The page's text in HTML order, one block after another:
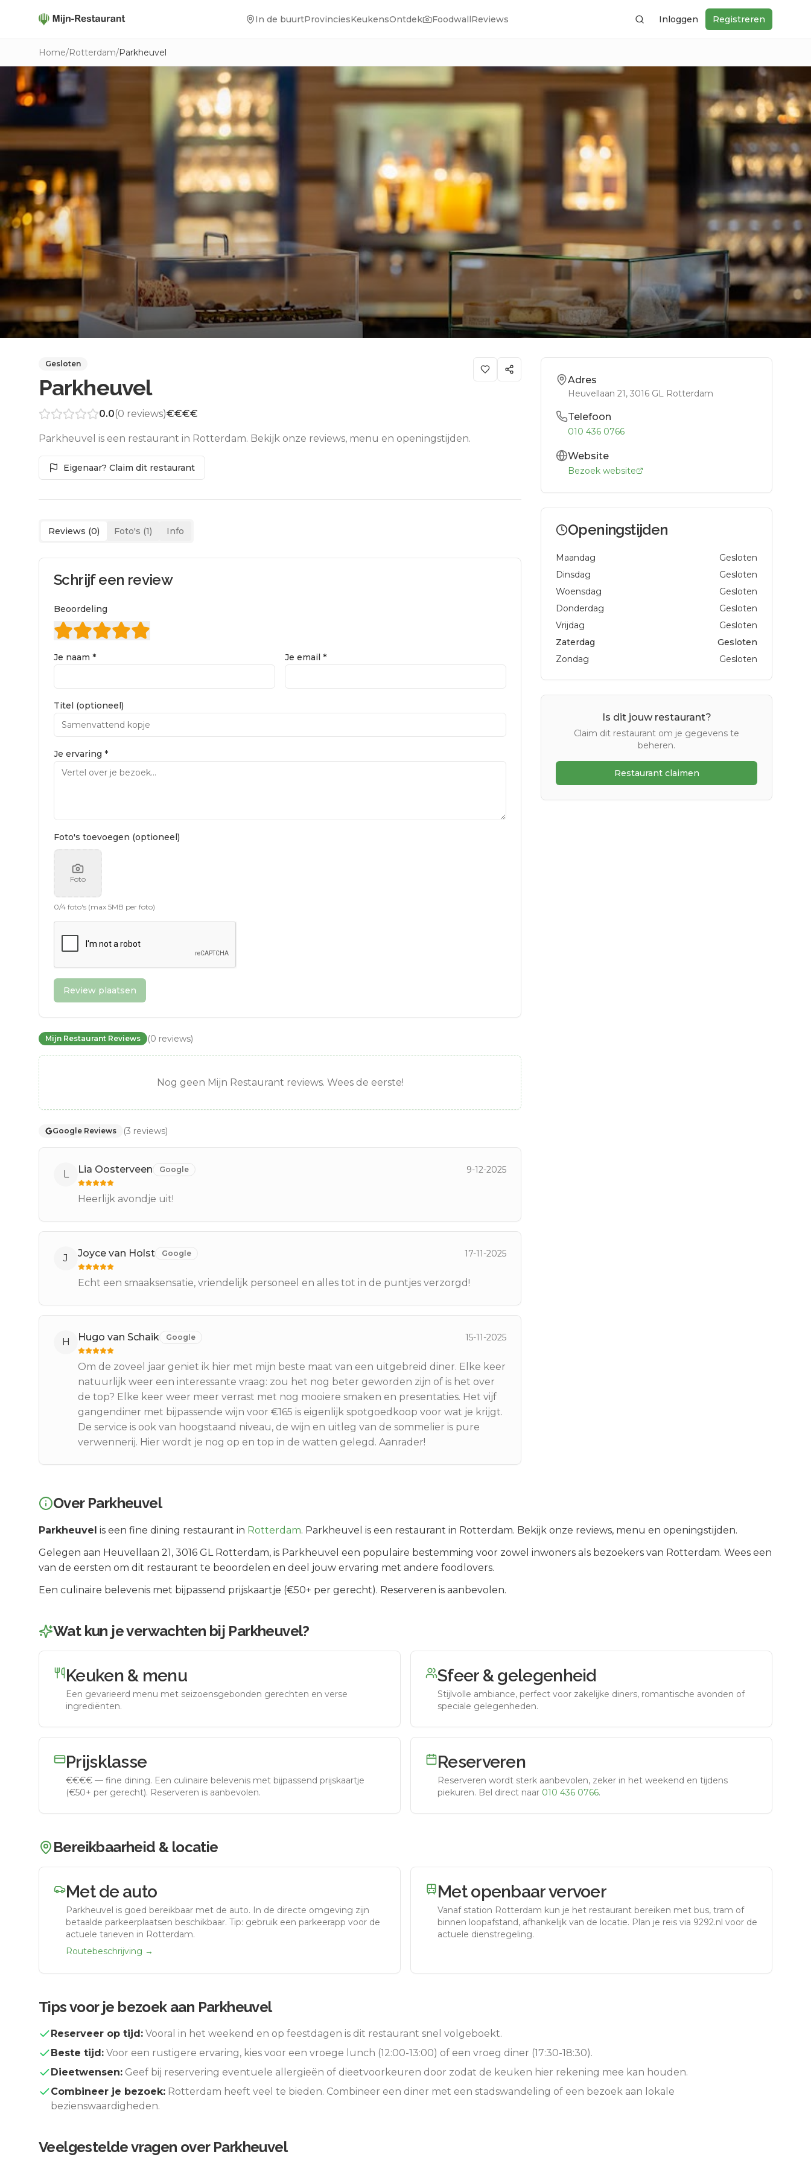
In de buurtProvinciesKeukensOntdek FoodwallReviews ZoekenInloggen Registreren
Home/Rotterdam/Parkheuvel
Gesloten
Parkheuvel
0.0(0 reviews)€€€€
Parkheuvel is een restaurant in Rotterdam. Bekijk onze reviews, menu en openingstijden.
Eigenaar? Claim dit restaurant
Reviews (0) Foto's (1) Info
Schrijf een review
Beoordeling
Je naam * Je email *
Titel (optioneel)
Je ervaring *
Foto's toevoegen (optioneel)
Foto
0/4 foto's (max 5MB per foto)
Review plaatsen
Mijn Restaurant Reviews (0 reviews)
Nog geen Mijn Restaurant reviews. Wees de eerste!
Google Reviews (3 reviews)
L Lia Oosterveen Google 9-12-2025
Heerlijk avondje uit!
J Joyce van Holst Google 17-11-2025
Echt een smaaksensatie, vriendelijk personeel en alles tot in de puntjes verzorgd!
H Hugo van Schaik Google 15-11-2025
Om de zoveel jaar geniet ik hier met mijn beste maat van een uitgebreid diner. Elke keer
natuurlijk weer een interessante vraag: zou het nog beter geworden zijn of is het over
de top? Elke keer weer meer verrast met nog mooiere smaken en presentaties. Het vijf
gangendiner met bijpassende wijn voor €165 is eigenlijk spotgoedkoop voor wat je krijgt.
De service is ook van hoogstaand niveau, de wijn en uitleg van de sommelier is pure
verwennerij. Hier wordt je nog op en top in de watten gelegd. Aanrader!
Adres
Heuvellaan 21, 3016 GL Rotterdam
Telefoon
010 436 0766
Website
Bezoek website
Openingstijden
Maandag
Gesloten
Dinsdag
Gesloten
Woensdag
Gesloten
Donderdag
Gesloten
Vrijdag
Gesloten
Zaterdag
Gesloten
Zondag
Gesloten
Is dit jouw restaurant?
Claim dit restaurant om je gegevens te
beheren.
Restaurant claimen
Over Parkheuvel
Parkheuvel is een fine dining restaurant in Rotterdam. Parkheuvel is een restaurant in Rotterdam. Bekijk onze reviews, menu en openingstijden.
Gelegen aan Heuvellaan 21, 3016 GL Rotterdam, is Parkheuvel een populaire bestemming voor zowel inwoners als bezoekers van Rotterdam. Wees een
van de eersten om dit restaurant te beoordelen en deel jouw ervaring met andere foodlovers.
Een culinaire belevenis met bijpassend prijskaartje (€50+ per gerecht). Reserveren is aanbevolen.
Wat kun je verwachten bij Parkheuvel?
Keuken & menu
Een gevarieerd menu met seizoensgebonden gerechten en verse
ingrediënten.
Sfeer & gelegenheid
Stijlvolle ambiance, perfect voor zakelijke diners, romantische avonden of
speciale gelegenheden.
Prijsklasse
€€€€ — fine dining. Een culinaire belevenis met bijpassend prijskaartje
(€50+ per gerecht). Reserveren is aanbevolen.
Reserveren
Reserveren wordt sterk aanbevolen, zeker in het weekend en tijdens
piekuren. Bel direct naar 010 436 0766.
Bereikbaarheid & locatie
Met de auto
Parkheuvel is goed bereikbaar met de auto. In de directe omgeving zijn
betaalde parkeerplaatsen beschikbaar. Tip: gebruik een parkeerapp voor de
actuele tarieven in Rotterdam.
Routebeschrijving →
Met openbaar vervoer
Vanaf station Rotterdam kun je het restaurant bereiken met bus, tram of
binnen loopafstand, afhankelijk van de locatie. Plan je reis via 9292.nl voor de
actuele dienstregeling.
Tips voor je bezoek aan Parkheuvel
Reserveer op tijd: Vooral in het weekend en op feestdagen is dit restaurant snel volgeboekt.
Beste tijd: Voor een rustigere ervaring, kies voor een vroege lunch (12:00-13:00) of een vroeg diner (17:30-18:30).
Dieetwensen: Geef bij reservering eventuele allergieën of dieetvoorkeuren door zodat de keuken hier rekening mee kan houden.
Combineer je bezoek: Rotterdam heeft veel te bieden. Combineer een diner met een stadswandeling of een bezoek aan lokale
bezienswaardigheden.
Veelgestelde vragen over Parkheuvel